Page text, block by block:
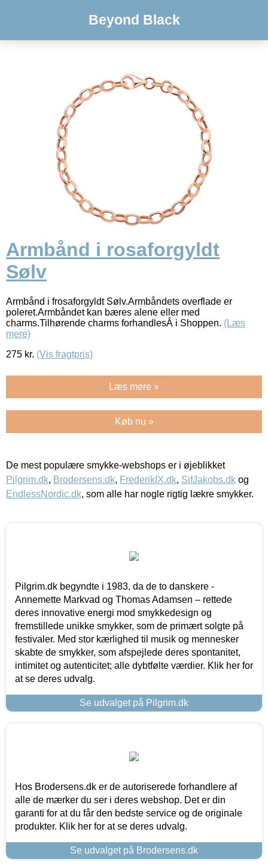
Beyond Black
Armbånd i rosaforgyldt
Sølv
Armbånd i frosaforgyldt Sølv.Armbåndets overflade er
poleret.Armbåndet kan bæres alene eller med
charms.Tilhørende charms forhandlesÂ i Shoppen. (Læs
mere)
275 kr. (Vis fragtpris)
Læs mere »
Køb nu »
De mest populære smykke-webshops er i øjeblikket
Pilgrim.dk, Brodersens.dk, FrederikIX.dk, SifJakobs.dk og
EndlessNordic.dk, som alle har nogle rigtig lækre smykker.
Pilgrim.dk begyndte i 1983, da de to danskere -
Annemette Markvad og Thomas Adamsen – rettede
deres innovative energi mod smykkedesign og
fremstillede unikke smykker, som de primært solgte på
festivaler. Med stor kærlighed til musik og mennesker
skabte de smykker, som afspejlede deres spontanitet,
intimitet og autenticitet; alle dybtfølte værdier. Klik her for
at se deres udvalg.
Se udvalget på Pilgrim.dk
Hos Brodersens.dk er de autoriserede forhandlere af
alle de mærker du ser i deres webshop. Det er din
garanti for at du får den bedste service og de originale
produkter. Klik her for at se deres udvalg.
Se udvalget på Brodersens.dk